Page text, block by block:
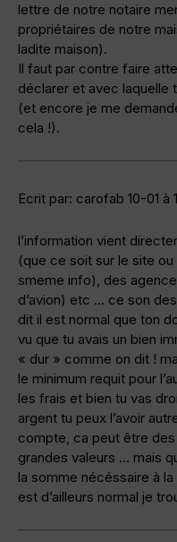
lettre de notre notaire
propriétaires de notre
ladite maison).
Il faut par contre faire
déclarer et avec laquelle
(et encore je me
cela !).
Ecrit par: carofab 10-01 à
l’information vient
(que ce soit sur le site
smeme info), des
d’avion) etc … ce son
dit il est normal que ton
vu que tu avais un bien
« dur » comme on dit !
le minimum requit pour
les frais et bien tu vas
argent tu peux l’avoir
compte, ca peut être
grandes valeurs … mais
la somme nécéssaire à
est d’ailleurs normal je